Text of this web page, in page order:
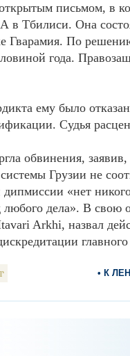
письмом, в
в Тбилиси. Она
Гварамия. По
года.
ему было
Судья
обвинения,
Грузии не
«нет
дела». В свою
Arkhi, назвал
• К